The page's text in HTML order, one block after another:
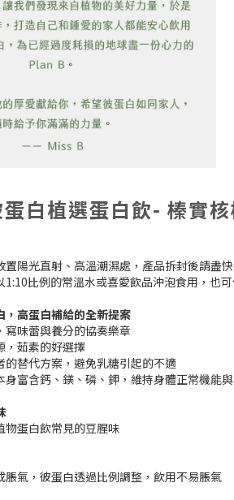
白植選蛋白飲- 榛實
置陽光直射、高溫潮濕處，產品拆封後請盡
1:10比例的常溫水或喜愛飲品沖泡食用，也
，高蛋白補給的全新提案
寫味蕾與養分的協奏樂章
，茹素的好選擇
的替代方案，避免乳糖引起的不適
身富含鈣、鎂、磷、鉀，維持身體正常機能
物蛋白飲常見的豆腥味
脹氣，彼蛋白透過比例調整，飲用不易脹氣